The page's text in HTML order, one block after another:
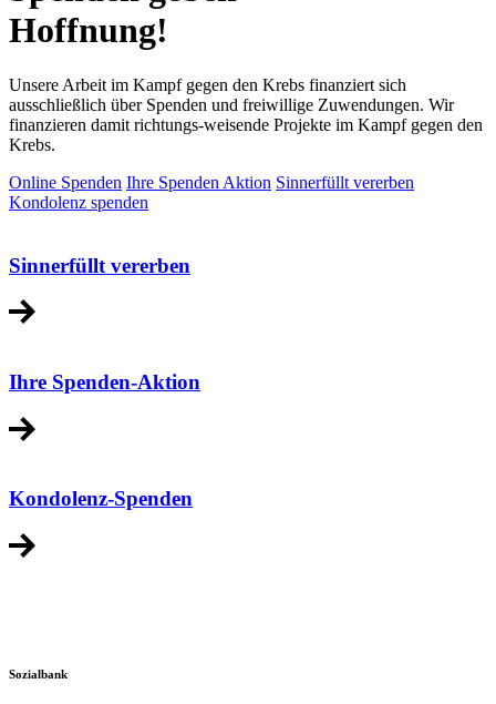
Hoffnung!
Unsere Arbeit im Kampf gegen den Krebs finanziert sich
ausschließlich über Spenden und freiwillige Zuwendungen. Wir
finanzieren damit richtungs-weisende Projekte im Kampf gegen den
Krebs.
Online Spenden Ihre Spenden Aktion Sinnerfüllt vererben
Kondolenz spenden
Sinnerfüllt vererben
Ihre Spenden-Aktion
Kondolenz-Spenden
Sozialbank